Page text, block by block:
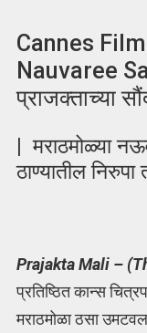
Cannes
Nauvaree
प्राजक्ताच्या
| मराठमोळ्या
ठाण्यातील निरुपा
Prajakta Mali –
प्रतिष्ठित कान्स
मराठमोळा ठसा